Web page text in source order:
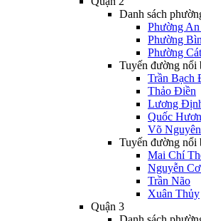
Danh sách
Phường
Phường
Phường
Tuyến đường nổi
Trần Bạch
Thảo Điền
Lương
Quốc
Võ
Tuyến đường nổi
Mai Chí
Nguyễn
Trần Não
Xuân Thủy
Quận 3